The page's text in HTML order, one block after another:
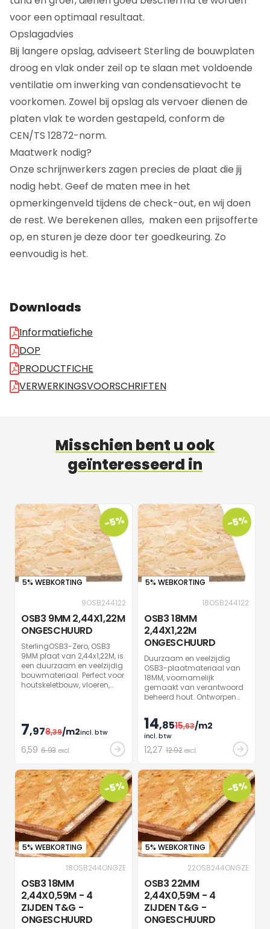
voor een optimaal resultaat.
Opslagadvies
Bij langere opslag, adviseert Sterling de bouwplaten
droog en vlak onder zeil op te slaan met voldoende
ventilatie om inwerking van condensatievocht te
voorkomen. Zowel bij opslag als vervoer dienen de
platen vlak te worden gestapeld, conform de
CEN/TS 12872-norm.
Maatwerk nodig?
Onze schrijnwerkers zagen precies de plaat die jij
nodig hebt. Geef de maten mee in het
opmerkingenveld tijdens de check-out, en wij doen
de rest. We berekenen alles, maken een prijsofferte
op, en sturen je deze door ter goedkeuring. Zo
eenvoudig is het.
Downloads
Informatiefiche
DOP
PRODUCTFICHE
VERWERKINGSVOORSCHRIFTEN
Misschien bent u ook
geïnteresseerd in
-5%
5% WEBKORTING
9OSB244122
OSB3 9MM 2,44X1,22M
ONGESCHUURD
SterlingOSB3-Zero, OSB3
9MM plaat van 2,44x1,22M, is
een duurzaam en veelzijdig
bouwmateriaal. Perfect voor
houtskeletbouw, vloeren,
eenvoudige verwerking
maken het een nummer één
7,978,39/m2incl. btw
6,59 6.93 excl.
-5%
5% WEBKORTING
18OSB244122
OSB3 18MM
2,44X1,22M
ONGESCHUURD
Duurzaam en veelzijdig
OSB3-plaatmateriaal van
18MM, voornamelijk
gemaakt van verantwoord
beheerd hout. Ontworpen
en is gemakkelijk te
verwerken. Ideaal voor
droge en vochtige
omstandigheden.
14,8515,63/m2
incl. btw
12,27 12.92 excl.
-5%
5% WEBKORTING
18OSB244ONGZE
OSB3 18MM
2,44X0,59M - 4
ZIJDEN T&G -
ONGESCHUURD
-5%
5% WEBKORTING
22OSB244ONGZE
OSB3 22MM
2,44X0,59M - 4
ZIJDEN T&G -
ONGESCHUURD